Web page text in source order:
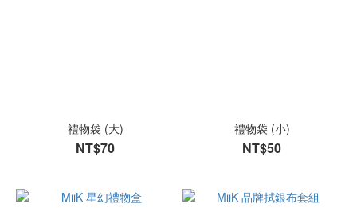
禮物袋 (大)
NT$70
禮物袋 (小)
NT$50